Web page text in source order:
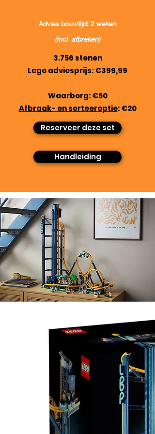
Advies bouwtijd: 2 weken
(incl. afbreken)
3.756 stenen
Lego adviesprijs: €399,99
Waarborg: €50
Afbraak- en sorteeroptie: €20
Reserveer deze set
Handleiding